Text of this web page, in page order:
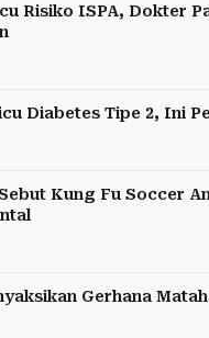
Risiko ISPA, Dokter
Diabetes Tipe 2, Ini
Kung Fu Soccer
Gerhana